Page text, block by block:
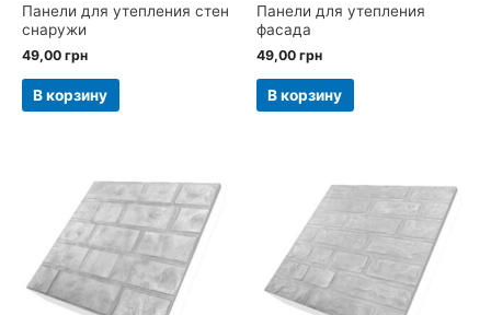
Панели для утепления стен
снаружи
49,00 грн
В корзину
Панели для утепления
фасада
49,00 грн
В корзину